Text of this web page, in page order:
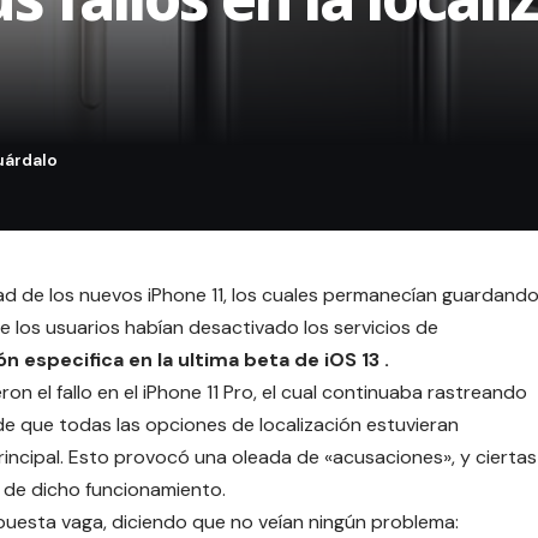
de los nuevos iPhone 11, los cuales permanecían guardando
usuarios habían desactivado los servicios de
especifica en la ultima beta de iOS 13 .
el fallo en el iPhone 11 Pro, el cual continuaba rastreando
que todas las opciones de localización estuvieran
Esto provocó una oleada de «acusaciones», y ciertas
dicho funcionamiento.
vaga, diciendo que no veían ningún problema: